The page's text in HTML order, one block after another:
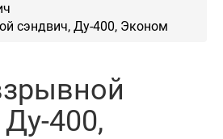
сэндвич, Ду-400, Эконом
400,